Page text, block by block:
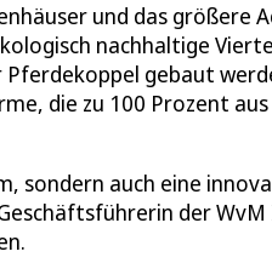
und das größere
nachhaltige
gebaut
die zu 100 Prozent
sondern auch eine
der